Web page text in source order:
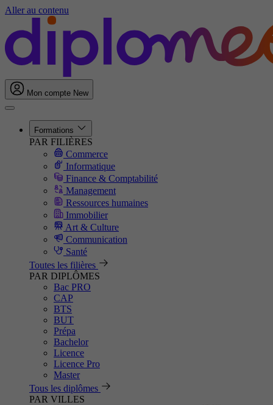
Aller au contenu
Mon compte New
Formations
PAR FILIÈRES
Commerce
Informatique
Finance & Comptabilité
Management
Ressources humaines
Immobilier
Art & Culture
Communication
Santé
Toutes les filières
PAR DIPLÔMES
Bac PRO
CAP
BTS
BUT
Prépa
Bachelor
Licence
Licence Pro
Master
Tous les diplômes
PAR VILLES